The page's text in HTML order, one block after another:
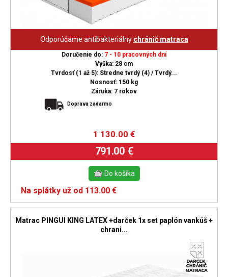
Odporúčame antibakteriálny chránič matraca
Doručenie do: 7 - 10 pracovných dní
Výška: 28 cm
Tvrdosť (1 až 5): Stredne tvrdý (4) / Tvrdý...
Nosnosť: 150 kg
Záruka: 7 rokov
Doprava zadarmo
1 130.00 €
791.00 €
Na splátky už od 113.00 €
Matrac PINGUI KING LATEX +darček 1x set paplón vankúš +
chrani...